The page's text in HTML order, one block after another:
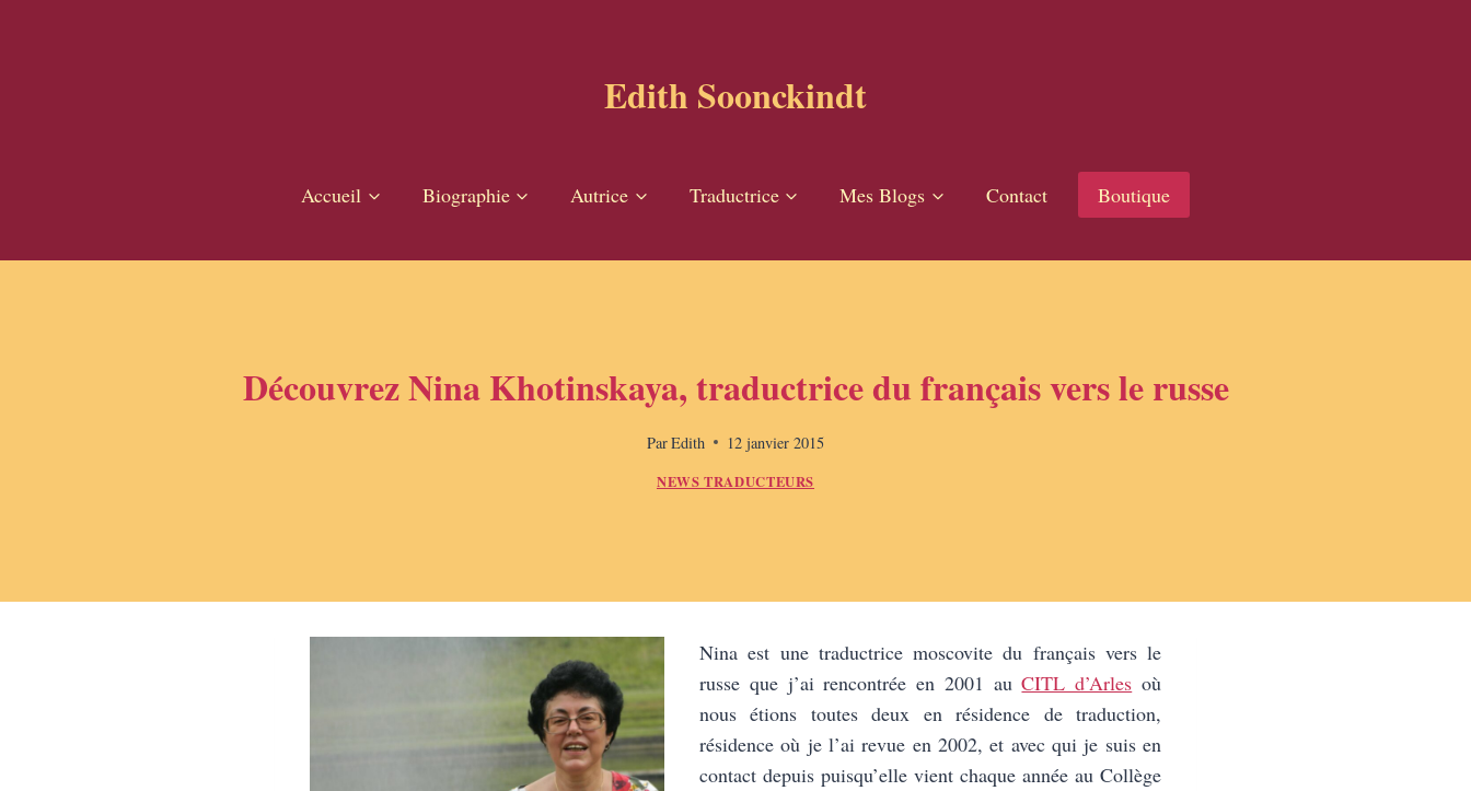
Edith Soonckindt
Accueil Biographie Autrice Traductrice Mes Blogs Contact Boutique
Découvrez Nina Khotinskaya, traductrice du français vers le russe
ParEdith 12 janvier 2015
NEWS TRADUCTEURS
Nina est une traductrice moscovite du français vers le
russe que j’ai rencontrée en 2001 auCITL d’Arles où
nous étions toutes deux en résidence de traduction,
résidence où je l’ai revue en 2002, et avec qui je suis en
contact depuis puisqu’elle vient chaque année au Collège